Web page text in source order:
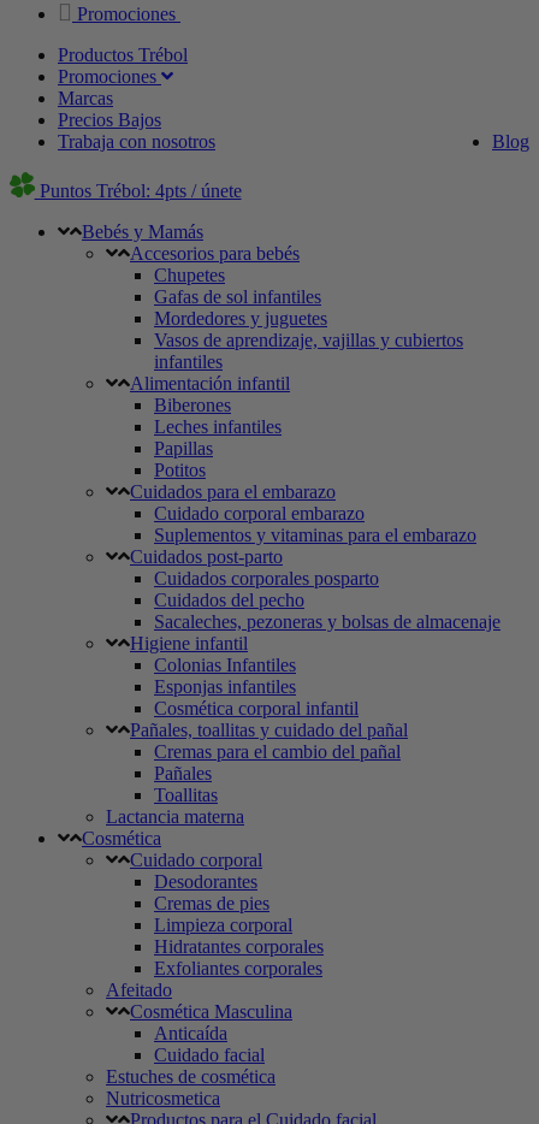
Promociones
Productos Trébol
Promociones
Marcas
Precios Bajos
Blog
Trabaja con nosotros
Puntos Trébol: 4pts / únete
Bebés y Mamás
Accesorios para bebés
Chupetes
Gafas de sol infantiles
Mordedores y juguetes
Vasos de aprendizaje, vajillas y cubiertos
infantiles
Alimentación infantil
Biberones
Leches infantiles
Papillas
Potitos
Cuidados para el embarazo
Cuidado corporal embarazo
Suplementos y vitaminas para el embarazo
Cuidados post-parto
Cuidados corporales posparto
Cuidados del pecho
Sacaleches, pezoneras y bolsas de almacenaje
Higiene infantil
Colonias Infantiles
Esponjas infantiles
Cosmética corporal infantil
Pañales, toallitas y cuidado del pañal
Cremas para el cambio del pañal
Pañales
Toallitas
Lactancia materna
Cosmética
Cuidado corporal
Desodorantes
Cremas de pies
Limpieza corporal
Hidratantes corporales
Exfoliantes corporales
Afeitado
Cosmética Masculina
Anticaída
Cuidado facial
Estuches de cosmética
Nutricosmetica